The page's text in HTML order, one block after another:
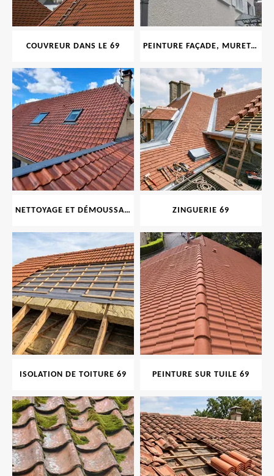
COUVREUR DANS LE 69 PEINTURE FAÇADE, MURET, TOITURE, BOISERIE, FERRONERIE, GOUTTIÈRE 69
NETTOYAGE ET DÉMOUSSAGE DE TOITURE ET FAÇADE 69 ZINGUERIE 69
ISOLATION DE TOITURE 69 PEINTURE SUR TUILE 69